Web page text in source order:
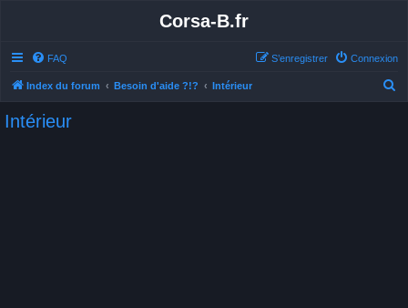
Corsa-B.fr
FAQ Connexion
S’enregistrer
Index du forum Besoin d'aide ?!? Intérieur
Intérieur